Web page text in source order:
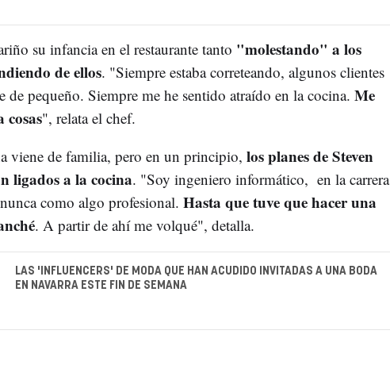
su infancia en el restaurante tanto "molestando" a los
de ellos. "Siempre estaba correteando, algunos clientes
de pequeño. Siempre me he sentido atraído en la cocina. Me
", relata el chef.
viene de familia, pero en un principio, los planes de Steven
ligados a la cocina. "Soy ingeniero informático, en la carrera
como algo profesional. Hasta que tuve que hacer una
. A partir de ahí me volqué", detalla.
LAS 'INFLUENCERS' DE MODA QUE HAN ACUDIDO INVITADAS A UNA BODA
EN NAVARRA ESTE FIN DE SEMANA